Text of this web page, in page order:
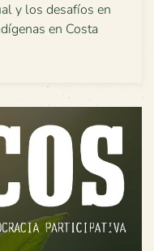
y los desafíos en
en Costa